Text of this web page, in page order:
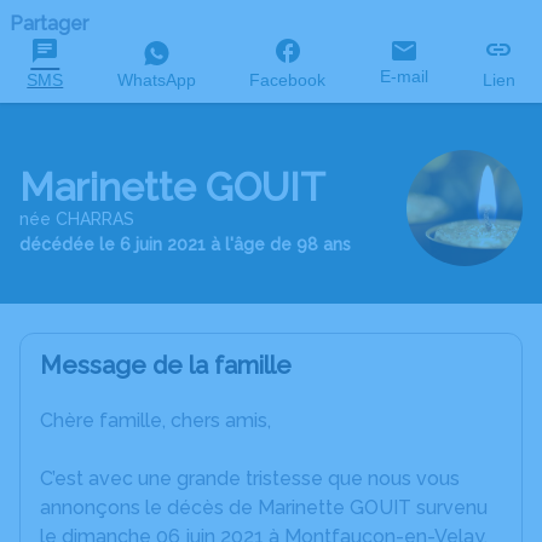
Partager
SMS WhatsApp Facebook E-mail Lien
Marinette GOUIT
née CHARRAS
décédée le 6 juin 2021 à l'âge de 98 ans
Message de la famille
Chère famille, chers amis,
C’est avec une grande tristesse que nous vous
annonçons le décès de Marinette GOUIT survenu
le dimanche 06 juin 2021 à Montfaucon-en-Velay.